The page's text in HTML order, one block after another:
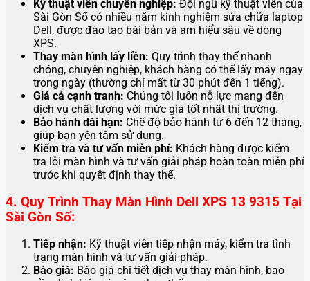
Kỹ thuật viên chuyên nghiệp: Đội ngũ kỹ thuật viên của
Sài Gòn Số có nhiều năm kinh nghiệm sửa chữa laptop
Dell, được đào tạo bài bản và am hiểu sâu về dòng
XPS.
Thay màn hình lấy liền: Quy trình thay thế nhanh
chóng, chuyên nghiệp, khách hàng có thể lấy máy ngay
trong ngày (thường chỉ mất từ 30 phút đến 1 tiếng).
Giá cả cạnh tranh: Chúng tôi luôn nỗ lực mang đến
dịch vụ chất lượng với mức giá tốt nhất thị trường.
Bảo hành dài hạn: Chế độ bảo hành từ 6 đến 12 tháng,
giúp bạn yên tâm sử dụng.
Kiểm tra và tư vấn miễn phí: Khách hàng được kiểm
tra lỗi màn hình và tư vấn giải pháp hoàn toàn miễn phí
trước khi quyết định thay thế.
4. Quy Trình Thay Màn Hình Dell XPS 13 9315 Tại
Sài Gòn Số:
Tiếp nhận: Kỹ thuật viên tiếp nhận máy, kiểm tra tình
trạng màn hình và tư vấn giải pháp.
Báo giá: Báo giá chi tiết dịch vụ thay màn hình, bao